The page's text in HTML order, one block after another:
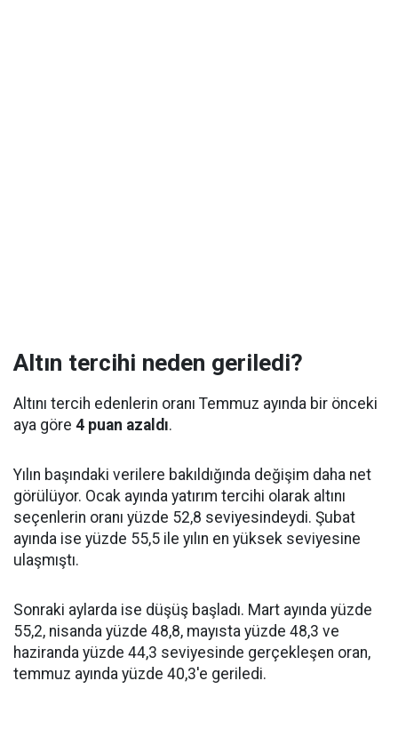
Altın tercihi neden geriledi?
Altını tercih edenlerin oranı Temmuz ayında bir önceki
aya göre 4 puan azaldı.
Yılın başındaki verilere bakıldığında değişim daha net
görülüyor. Ocak ayında yatırım tercihi olarak altını
seçenlerin oranı yüzde 52,8 seviyesindeydi. Şubat
ayında ise yüzde 55,5 ile yılın en yüksek seviyesine
ulaşmıştı.
Sonraki aylarda ise düşüş başladı. Mart ayında yüzde
55,2, nisanda yüzde 48,8, mayısta yüzde 48,3 ve
haziranda yüzde 44,3 seviyesinde gerçekleşen oran,
temmuz ayında yüzde 40,3'e geriledi.